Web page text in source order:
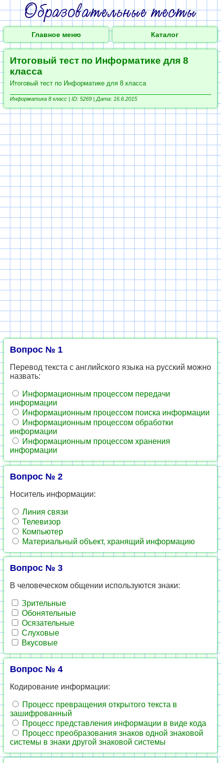
Главное меню Каталог
Итоговый тест по Информатике для 8
класса
Итоговый тест по Информатике для 8 класса
Информатика 8 класс | ID: 5269 | Дата: 16.6.2015
Вопрос № 1
Перевод текста с английского языка на русский можно
назвать:
Информационным процессом передачи
информации
Информационным процессом поиска информации
Информационным процессом обработки
информации
Информационным процессом хранения
информации
Вопрос № 2
Носитель информации:
Линия связи
Телевизор
Компьютер
Материальный объект, хранящий информацию
Вопрос № 3
В человеческом общении используются знаки:
Зрительные
Обонятельные
Осязательные
Слуховые
Вкусовые
Вопрос № 4
Кодирование информации:
Процесс превращения открытого текста в
зашифрованный
Процесс представления информации в виде кода
Процесс преобразования знаков одной знаковой
системы в знаки другой знаковой системы